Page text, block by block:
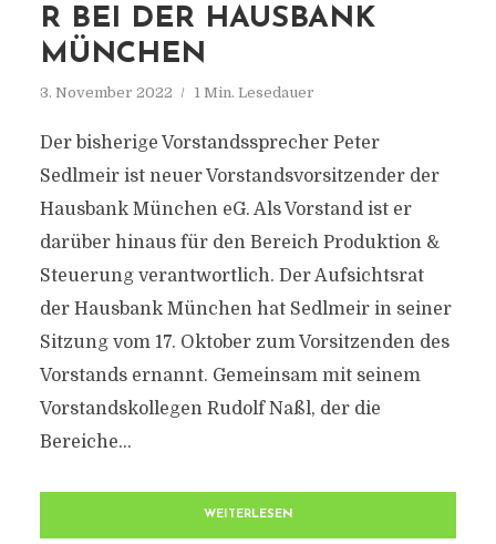
R BEI DER HAUSBANK
MÜNCHEN
3. November 2022 1 Min. Lesedauer
Der bisherige Vorstandssprecher Peter
Sedlmeir ist neuer Vorstandsvorsitzender der
Hausbank München eG. Als Vorstand ist er
darüber hinaus für den Bereich Produktion &
Steuerung verantwortlich. Der Aufsichtsrat
der Hausbank München hat Sedlmeir in seiner
Sitzung vom 17. Oktober zum Vorsitzenden des
Vorstands ernannt. Gemeinsam mit seinem
Vorstandskollegen Rudolf Naßl, der die
Bereiche...
WEITERLESEN